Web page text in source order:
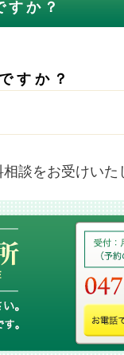
か？
すか？
談をお受けいた